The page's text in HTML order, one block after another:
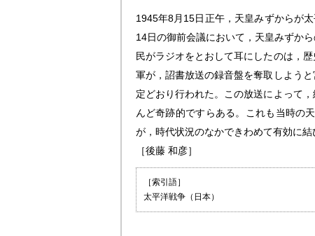
1945年8月15日正午，天皇みずからが
14日の御前会議において，天皇みずか
民がラジオをとおして耳にしたのは，
軍が，詔書放送の録音盤を奪取しよう
定どおり行われた。この放送によって
んど奇跡的ですらある。これも当時の
が，時代状況のなかできわめて有効に結
［後藤 和彦］
［索引語］
太平洋戦争（日本）